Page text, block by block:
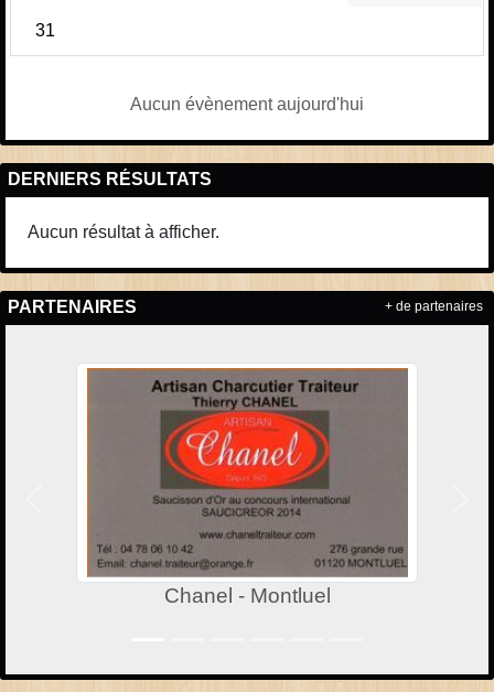
31
Aucun évènement aujourd'hui
DERNIERS RÉSULTATS
Aucun résultat à afficher.
PARTENAIRES
Chanel - Montluel
+ de partenaires